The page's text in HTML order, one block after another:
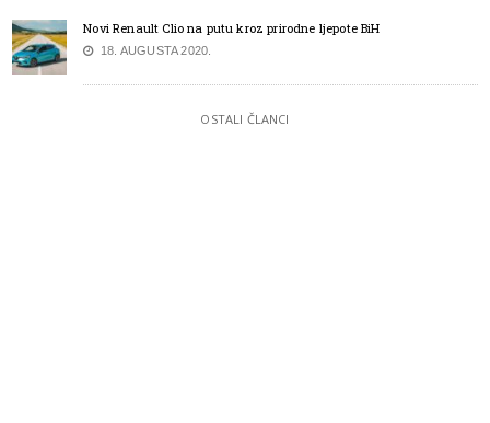
Novi Renault Clio na putu kroz prirodne ljepote BiH
18. AUGUSTA 2020.
OSTALI ČLANCI